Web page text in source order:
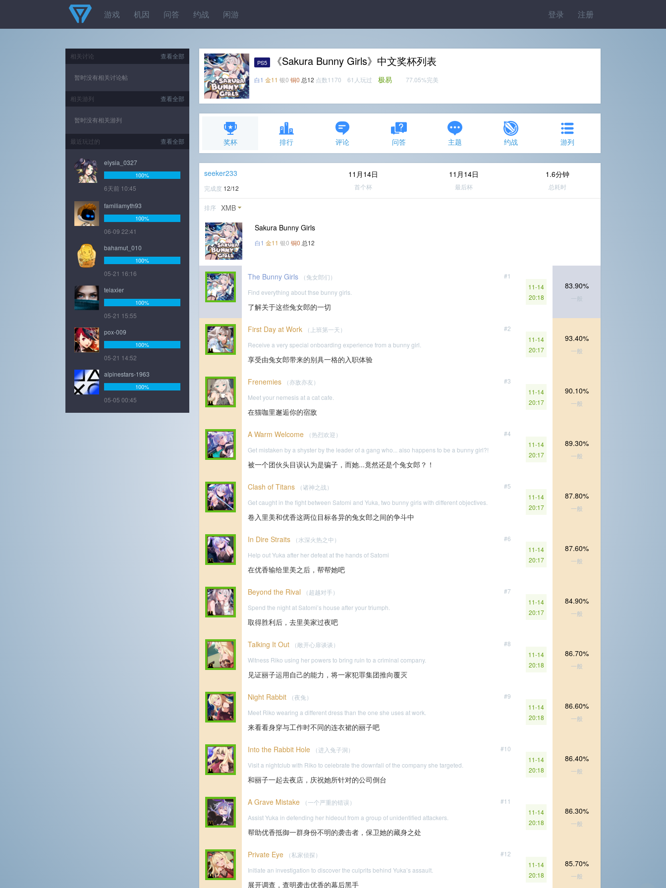
登录 注册
游戏 机因 问答 约战 闲游
PS5 《Sakura Bunny Girls》中文奖杯列表
白1 金11 银0 铜0 总12 点数1170 61人玩过 极易 77.05%完美
奖杯 排行 评论 问答 主题 约战 游列
seeker233
完成度 12/12
11月14日
首个杯
11月14日
最后杯
1.6分钟
总耗时
排序 XMB
Sakura Bunny Girls
白1 金11 银0 铜0 总12
#1
The Bunny Girls
（兔女郎们）
Find everything about thse bunny girls.
了解关于这些兔女郎的一切
11-14
20:18
83.90%
一般
#2
First Day at Work
（上班第一天）
Receive a very special onboarding experience from a bunny girl.
享受由兔女郎带来的别具一格的入职体验
11-14
20:17
93.40%
一般
#3
Frenemies
（亦敌亦友）
Meet your nemesis at a cat cafe.
在猫咖里邂逅你的宿敌
11-14
20:17
90.10%
一般
#4
A Warm Welcome
（热烈欢迎）
Get mistaken by a shyster by the leader of a gang who... also happens to be a bunny girl?!
被一个团伙头目误认为是骗子，而她...竟然还是个兔女郎？！
11-14
20:17
89.30%
一般
#5
Clash of Titans
（诸神之战）
Get caught in the fight between Satomi and Yuka, two bunny girls with different objectives.
卷入里美和优香这两位目标各异的兔女郎之间的争斗中
11-14
20:17
87.80%
一般
#6
In Dire Straits
（水深火热之中）
Help out Yuka after her defeat at the hands of Satomi
在优香输给里美之后，帮帮她吧
11-14
20:17
87.60%
一般
#7
Beyond the Rival
（超越对手）
Spend the night at Satomi’s house after your triumph.
取得胜利后，去里美家过夜吧
11-14
20:17
84.90%
一般
#8
Talking It Out
（敞开心扉谈谈）
Witness Riko using her powers to bring ruin to a criminal company.
见证丽子运用自己的能力，将一家犯罪集团推向覆灭
11-14
20:18
86.70%
一般
#9
Night Rabbit
（夜兔）
Meet Riko wearing a different dress than the one she uses at work.
来看看身穿与工作时不同的连衣裙的丽子吧
11-14
20:18
86.60%
一般
#10
Into the Rabbit Hole
（进入兔子洞）
Visit a nightclub with Riko to celebrate the downfall of the company she targeted.
和丽子一起去夜店，庆祝她所针对的公司倒台
11-14
20:18
86.40%
一般
#11
A Grave Mistake
（一个严重的错误）
Assist Yuka in defending her hideout from a group of unidentified attackers.
帮助优香抵御一群身份不明的袭击者，保卫她的藏身之处
11-14
20:18
86.30%
一般
#12
Private Eye
（私家侦探）
Initiate an investigation to discover the culprits behind Yuka’s assault.
展开调查，查明袭击优香的幕后黑手
11-14
20:18
85.70%
一般
查看全部
相关讨论
暂时没有相关讨论帖
查看全部
相关游列
暂时没有相关游列
查看全部
最近玩过的
elysia_0327
100%
6天前 10:45
familiamyth93
100%
06-09 22:41
bahamut_010
100%
05-21 16:16
telaxier
100%
05-21 15:55
pox-009
100%
05-21 14:52
alpinestars-1963
100%
05-05 00:45